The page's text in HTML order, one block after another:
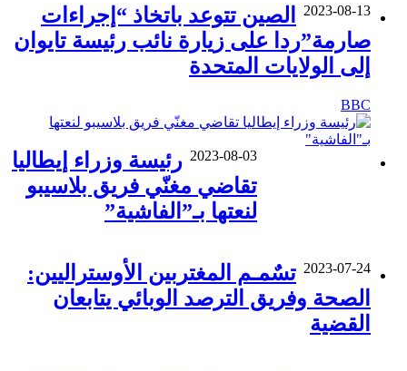
2023-08-13
الصين تتوعد باتخاذ “إجراءات
صارمة”ردا على زيارة نائب رئيسة تايوان
إلى الولايات المتحدة
BBC
2023-08-03 رئيسة وزراء إيطاليا
تقاضي مغنّي فريق بلاسيبو
لنعتها بـ”الفاشية”
2023-07-24 تسٌمـم المغتربين الأوستراليين:
الصحة وفريق الترصد الوبائي يتابعان
القضية